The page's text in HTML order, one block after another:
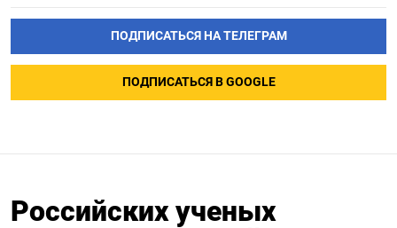
ПОДПИСАТЬСЯ НА ТЕЛЕГРАМ
ПОДПИСАТЬСЯ В GOOGLE
Российских ученых